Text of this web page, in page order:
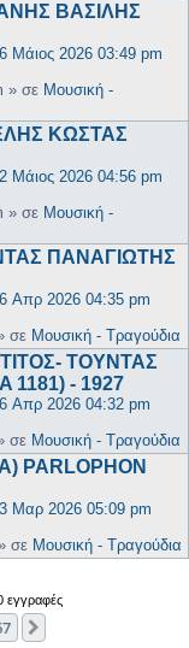
ΒΑΣΙΛΗΣ
Μάιος 2026 03:49 pm
» σε Μουσική -
ΚΩΣΤΑΣ
Μάιος 2026 04:56 pm
» σε Μουσική -
ΠΑΝΑΓΙΩΤΗΣ
Απρ 2026 04:35 pm
σε Μουσική - Τραγούδια
ΤΟΥΝΤΑΣ
1181) - 1927
Απρ 2026 04:32 pm
σε Μουσική - Τραγούδια
PARLOPHON
Μαρ 2026 05:09 pm
σε Μουσική - Τραγούδια
εγγραφές